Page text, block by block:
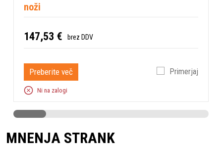
noži
147,53 € brez DDV
Preberite več Primerjaj
Ni na zalogi
MNENJA STRANK